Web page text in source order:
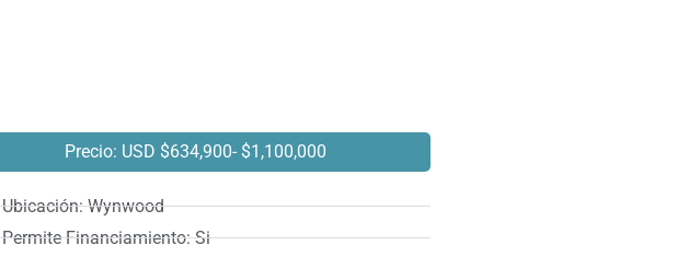
Precio: USD $634,900- $1,100,000
Ubicación: Wynwood
Permite Financiamiento: Si